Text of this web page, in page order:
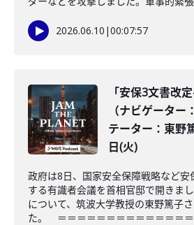
2026.06.10 |00:07:57
「安保3文書改
（ナビゲーター
テーター：東野
日(火)
政府は8日、国家安全保障戦略など安
する有識者会議を首相官邸で開きま
について、筑波大学教授の東野篤子
た。 ＝＝＝＝＝＝＝＝＝＝＝＝＝＝